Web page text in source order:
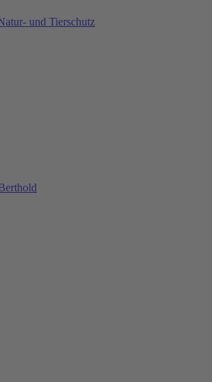
und Tierschutz